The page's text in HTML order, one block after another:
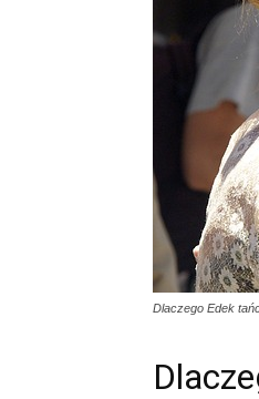
Dlaczego Edek